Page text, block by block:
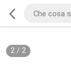
2/ 2